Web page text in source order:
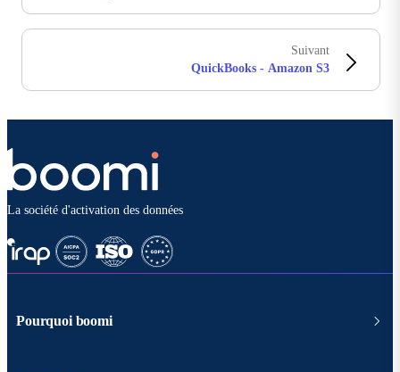
Suivant
QuickBooks - Amazon S3
La société d'activation des données
Pourquoi boomi